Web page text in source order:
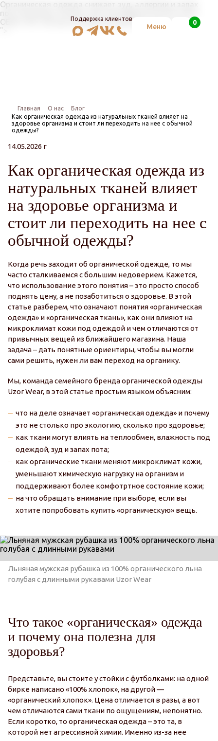
Органическая одежда снижает зуд, аллергии и запах
пота. Конопля, хлопок, лен: сертификаты GOTS, OCS,
OEKO-TEX 100 против формальдегида и фталатов.
">
Поддержка клиентов
Меню
Поиск 0
Главная О нас
Блог
Как органическая одежда из натуральных тканей влияет на
здоровье организма и стоит ли переходить на нее с обычной
одежды?
14.05.2026 г
Как органическая одежда из
натуральных тканей влияет
на здоровье организма и
стоит ли переходить на нее с
обычной одежды?
Когда речь заходит об органической одежде, то мы
часто сталкиваемся с большим недоверием. Кажется,
что использование этого понятия – это просто способ
поднять цену, а не позаботиться о здоровье. В этой
статье разберем, что означают понятия «органическая
одежда» и «органическая ткань», как они влияют на
микроклимат кожи под одеждой и чем отличаются от
привычных вещей из ближайшего магазина. Наша
задача – дать понятные ориентиры, чтобы вы могли
сами решить, нужен ли вам переход на органику.
Мы, команда семейного бренда органической одежды
Uzor Wear, в этой статье простым языком объясним:
что на деле означает «органическая одежда» и почему
это не столько про экологию, сколько про здоровье;
как ткани могут влиять на теплообмен, влажность под
одеждой, зуд и запах пота;
как органические ткани меняют микроклимат кожи,
уменьшают химическую нагрузку на организм и
поддерживают более комфотртное состояние кожи;
на что обращать внимание при выборе, если вы
хотите попробовать купить «органическую» вещь.
Льняная мужская рубашка из 100% органического льна
голубая с длинными рукавами Uzor Wear
Что такое «органическая» одежда
и почему она полезна для
здоровья?
Представьте, вы стоите у стойки с футболками: на одной
бирке написано «100% хлопок», на другой —
«органический хлопок». Цена отличается в разы, а вот
чем отличаются сами ткани по ощущениям, непонятно.
Если коротко, то органическая одежда – это та, в
которой нет агрессивной химии. Именно из-за нее